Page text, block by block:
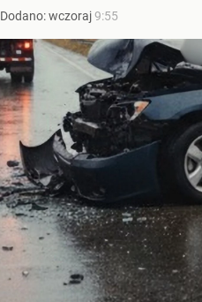
Dodano:wczoraj9:55